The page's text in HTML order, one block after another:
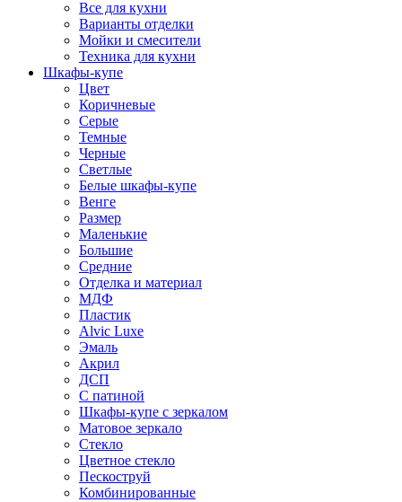
Все для кухни
Варианты отделки
Мойки и смесители
Техника для кухни
Шкафы-купе
Цвет
Коричневые
Серые
Темные
Черные
Светлые
Белые шкафы-купе
Венге
Размер
Маленькие
Большие
Средние
Отделка и материал
МДФ
Пластик
Alvic Luxe
Эмаль
Акрил
ДСП
С патиной
Шкафы-купе с зеркалом
Матовое зеркало
Стекло
Цветное стекло
Пескоструй
Комбинированные